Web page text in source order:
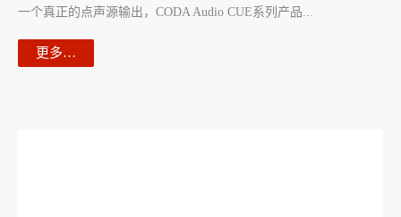
一个真正的点声源输出，CODA Audio CUE系列产品...
更多…